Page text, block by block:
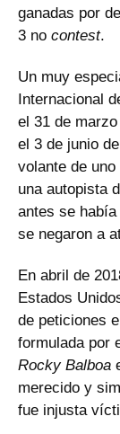
ganadas por
3 no contest.
Un muy
Internacional
el 31 de
el 3 de junio
volante de
una autopista
antes se
se negaron a
En abril de
Estados
de peticiones
formulada por
Rocky Balboa
merecido y
fue injusta